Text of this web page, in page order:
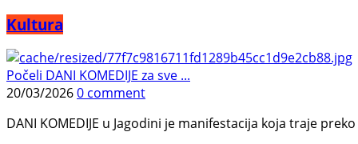
Kultura
Počeli DANI KOMEDIJE za sve ...
20/03/20260 comment
DANI KOMEDIJE u Jagodini je manifestacija koja traje